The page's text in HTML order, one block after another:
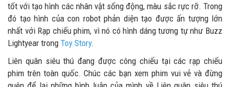
tốt với tạo hình các nhân vật sống động, màu sắc rực rỡ. Trong
đó tạo hình của con robot phản diện tạo được ấn tượng lớn
nhất với Rạp chiếu phim, vì nó có hình dáng tương tự như Buzz
Lightyear trong Toy Story.
Liên quân siêu thú đang được công chiếu tại các rạp chiếu
phim trên toàn quốc. Chúc các bạn xem phim vui vẻ và đừng